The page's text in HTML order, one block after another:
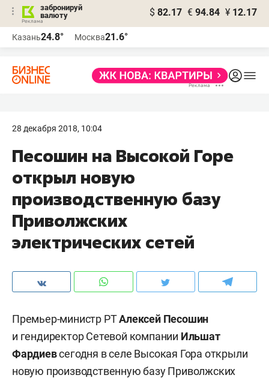
забронируй
валюту
$ 82.17 € 94.84 ¥ 12.17
Казань24.8° Москва21.6°
28 декабря 2018, 10:04
Песошин на Высокой Горе
открыл новую
производственную базу
Приволжских
электрических сетей
Премьер-министр РТАлексей Песошин
и гендиректор Сетевой компании Ильшат
Фардиевсегодня в селе Высокая Гора открыли
новую производственную базу Приволжских